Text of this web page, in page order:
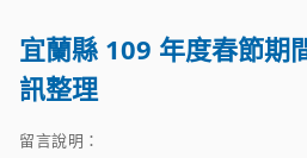
宜蘭縣 109 年度春節期
訊整理
留言說明：